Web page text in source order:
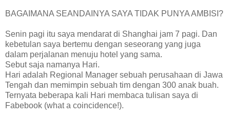
BAGAIMANA SEANDAINYA SAYA TIDAK PUNYA AMBISI?
Senin pagi itu saya mendarat di Shanghai jam 7 pagi. Dan
kebetulan saya bertemu dengan seseorang yang juga
dalam perjalanan menuju hotel yang sama.
Sebut saja namanya Hari.
Hari adalah Regional Manager sebuah perusahaan di Jawa
Tengah dan memimpin sebuah tim dengan 300 anak buah.
Ternyata beberapa kali Hari membaca tulisan saya di
Fabebook (what a coincidence!).